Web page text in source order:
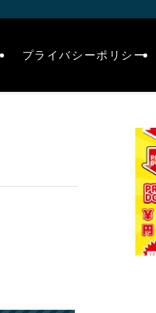
プライバシーポリシー